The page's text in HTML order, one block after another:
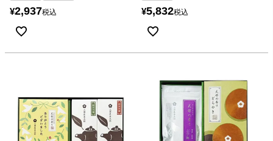
¥2,937税込 ¥5,832税込